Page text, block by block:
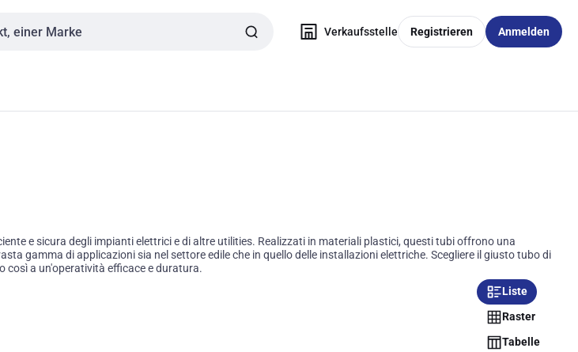
Verkaufsstelle Registrieren Anmelden
e sicura degli impianti elettrici e di altre utilities. Realizzati in materiali plastici, questi tubi offrono una
gamma di applicazioni sia nel settore edile che in quello delle installazioni elettriche. Scegliere il giusto tubo di
così a un'operatività efficace e duratura.
Liste
Raster
Tabelle